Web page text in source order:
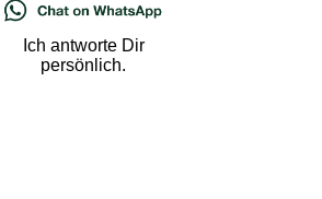
Ich antworte Dir
persönlich.